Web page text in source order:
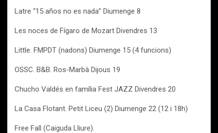
Latre “15 años no es nada” Diumenge 8
Les noces de Fígaro de Mozart Divendres 13
Little. FMPDT (nadons) Diumenge 15 (4 funcions)
OSSC. B&B. Ros-Marbà Dijous 19
Chucho Valdés en família Fest JAZZ Divendres 20
La Casa Flotant. Petit Liceu (2) Diumenge 22 (12 i 18h)
Free Fall (Caiguda Lliure).